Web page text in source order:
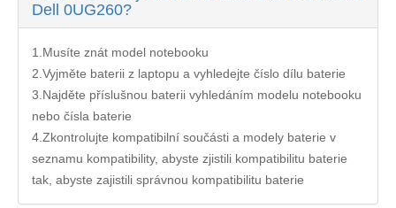
Dell 0UG260?
1.Musíte znát model notebooku
2.Vyjměte baterii z laptopu a vyhledejte číslo dílu baterie
3.Najděte příslušnou baterii vyhledáním modelu notebooku
nebo čísla baterie
4.Zkontrolujte kompatibilní součásti a modely baterie v
seznamu kompatibility, abyste zjistili kompatibilitu baterie
tak, abyste zajistili správnou kompatibilitu baterie